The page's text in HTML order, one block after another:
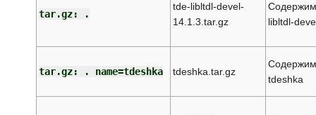
tar.gz: .
tde-libltdl-devel-
14.1.3.tar.gz
libltdl-
tar.gz: . name=tdeshka tdeshka.tar.gz
tdeshka